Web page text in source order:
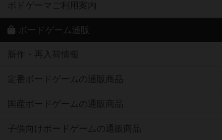
ボドゲーマご利用案内
ボードゲーム通販
新作・再入荷情報
定番ボードゲームの通販商品
国産ボードゲームの通販商品
子供向けボードゲームの通販商品